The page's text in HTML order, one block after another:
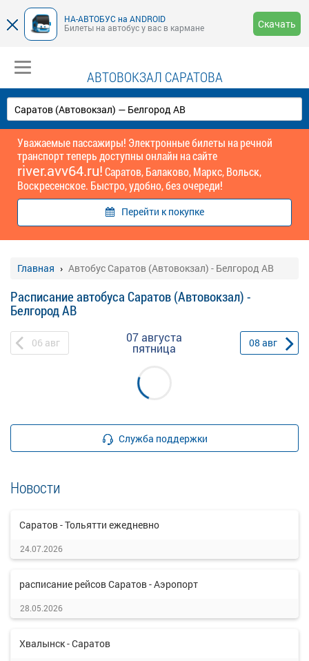
НА-АВТОБУС на ANDROID
Билеты на автобус у вас в кармане
Скачать
АВТОВОКЗАЛ САРАТОВА
Уважаемые пассажиры! Электронные билеты на речной
транспорт теперь доступны онлайн на сайте
river.avv64.ru!Саратов, Балаково, Маркс, Вольск,
Воскресенское. Быстро, удобно, без очереди!
Перейти к покупке
Главная Автобус Саратов (Автовокзал) - Белгород АВ
Расписание автобуса Саратов (Автовокзал) -
Белгород АВ
06 авг 07 августа
пятница 08 авг
Служба поддержки
Новости
Саратов - Тольятти ежедневно
24.07.2026
расписание рейсов Саратов - Аэропорт
28.05.2026
Хвалынск - Саратов